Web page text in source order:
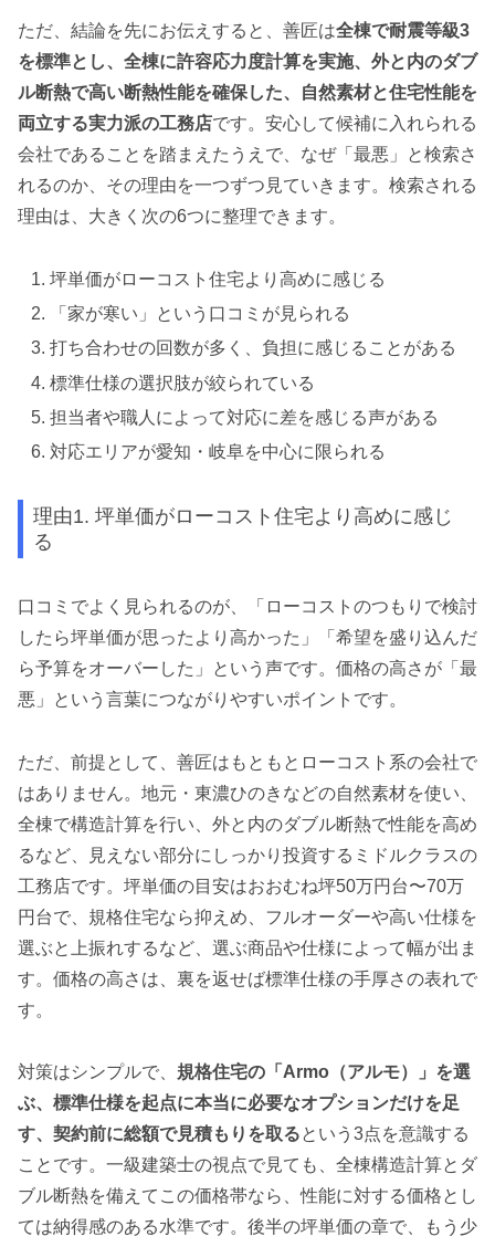
ただ、結論を先にお伝えすると、善匠は全棟で耐震等級3
を標準とし、全棟に許容応力度計算を実施、外と内のダブ
ル断熱で高い断熱性能を確保した、自然素材と住宅性能を
両立する実力派の工務店です。安心して候補に入れられる
会社であることを踏まえたうえで、なぜ「最悪」と検索さ
れるのか、その理由を一つずつ見ていきます。検索される
理由は、大きく次の6つに整理できます。
坪単価がローコスト住宅より高めに感じる
「家が寒い」という口コミが見られる
打ち合わせの回数が多く、負担に感じることがある
標準仕様の選択肢が絞られている
担当者や職人によって対応に差を感じる声がある
対応エリアが愛知・岐阜を中心に限られる
理由1. 坪単価がローコスト住宅より高めに感じ
る
口コミでよく見られるのが、「ローコストのつもりで検討
したら坪単価が思ったより高かった」「希望を盛り込んだ
ら予算をオーバーした」という声です。価格の高さが「最
悪」という言葉につながりやすいポイントです。
ただ、前提として、善匠はもともとローコスト系の会社で
はありません。地元・東濃ひのきなどの自然素材を使い、
全棟で構造計算を行い、外と内のダブル断熱で性能を高め
るなど、見えない部分にしっかり投資するミドルクラスの
工務店です。坪単価の目安はおおむね坪50万円台〜70万
円台で、規格住宅なら抑えめ、フルオーダーや高い仕様を
選ぶと上振れするなど、選ぶ商品や仕様によって幅が出ま
す。価格の高さは、裏を返せば標準仕様の手厚さの表れで
す。
対策はシンプルで、 規格住宅の「Armo（アルモ）」を選
ぶ、標準仕様を起点に本当に必要なオプションだけを足
す、契約前に総額で見積もりを取るという3点を意識する
ことです。一級建築士の視点で見ても、全棟構造計算とダ
ブル断熱を備えてこの価格帯なら、性能に対する価格とし
ては納得感のある水準です。後半の坪単価の章で、もう少